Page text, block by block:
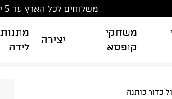
משלוחים לכל הארץ עד 5 ימי עסקים ! משלוח חינם מעל 400 ₪
משחקי
קופסא
יצירה
מתנות
לידה
כדור כותנה